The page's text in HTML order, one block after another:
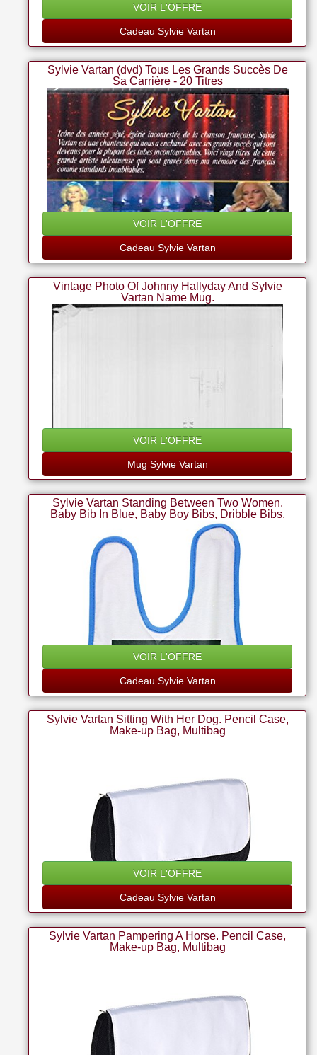
VOIR L'OFFRE
Cadeau Sylvie Vartan
Sylvie Vartan (dvd) Tous Les Grands Succès De
Sa Carrière - 20 Titres
VOIR L'OFFRE
Cadeau Sylvie Vartan
Vintage Photo Of Johnny Hallyday And Sylvie
Vartan Name Mug.
VOIR L'OFFRE
Mug Sylvie Vartan
Sylvie Vartan Standing Between Two Women.
Baby Bib In Blue, Baby Boy Bibs, Dribble Bibs,
Cool Baby Boy Bibs, Best Baby Bibs, Best Bibs,
Best Dribble Bibs, Best Baby Bibs For Drooling,
Cute Baby Bibs
VOIR L'OFFRE
Cadeau Sylvie Vartan
Sylvie Vartan Sitting With Her Dog. Pencil Case,
Make-up Bag, Multibag
VOIR L'OFFRE
Cadeau Sylvie Vartan
Sylvie Vartan Pampering A Horse. Pencil Case,
Make-up Bag, Multibag